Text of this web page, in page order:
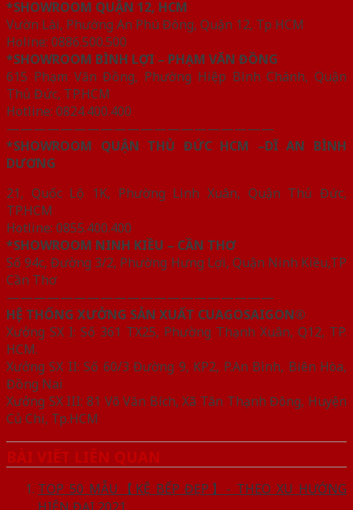
*SHOWROOM QUẬN 12, HCM
Vườn Lài, Phường An Phú Đông, Quận 12, Tp HCM
Holine: 0886.500.500
*SHOWROOM BÌNH LỢI – PHẠM VĂN ĐỒNG
615 Phạm Văn Đồng, Phường Hiệp Bình Chánh, Quận
Thủ Đức, TP.HCM
Hotline: 0824.400.400
————————————————————
*SHOWROOM QUẬN THỦ ĐỨC HCM –DĨ AN BÌNH
DƯƠNG
21, Quốc Lộ 1K, Phường Linh Xuân, Quận Thủ Đức,
TP.HCM
Hotline: 0855.400.400
*SHOWROOM NINH KIỀU – CẦN THƠ
Số 94c, Đường 3/2, Phường Hưng Lợi, Quận Ninh Kiều,TP
Cần Thơ
————————————————————
HỆ THỐNG XƯỞNG SẢN XUẤT CUAGOSAIGON®
Xưởng SX I: Số 361 TX25, Phường Thạnh Xuân, Q12, TP.
HCM.
Xưởng SX II: Số 60/3 Đường 9, KP2, P.An Bình, Biên Hòa,
Đồng Nai
Xưởng SX III: 81 Võ Văn Bích, Xã Tân Thạnh Đông, Huyện
Củ Chi, Tp.HCM
BÀI VIẾT LIÊN QUAN
TOP 50 MẪU【KỆ BẾP ĐẸP】- THEO XU HƯỚNG